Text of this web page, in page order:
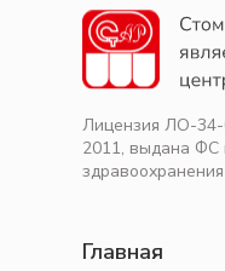
Лицензия ЛО-34-
2011, выдана ФС
Главная